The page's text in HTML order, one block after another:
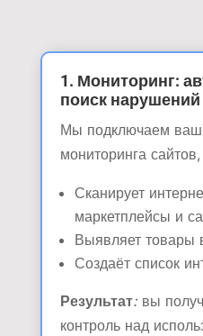
1. Мониторинг:
поиск нарушений
Мы подключаем ваш
мониторинга
Сканирует
маркетплейсы и
Выявляет товары
Создаёт список
Результат:вы
контроль над